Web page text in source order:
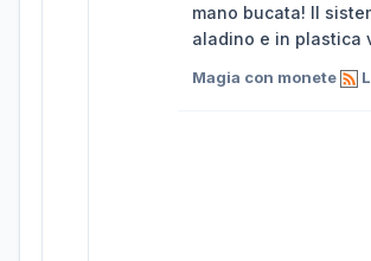
mano bucata! Il
aladino e in plastica
Magia con monete